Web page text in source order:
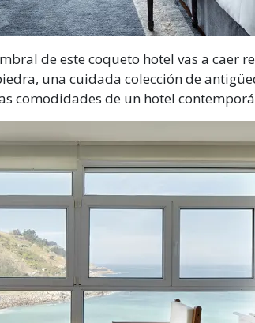
de estecoqueto hotel vas a caer
una cuidada colección de
comodidades de un hotel